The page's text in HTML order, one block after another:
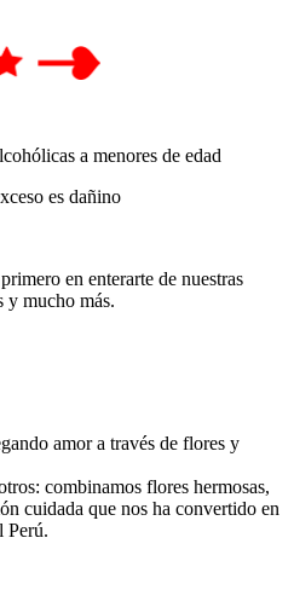
a menores de edad
es dañino
en enterarte de nuestras
y mucho más.
amor a través de flores y
combinamos flores hermosas,
cuidada que nos ha convertido en
Perú.